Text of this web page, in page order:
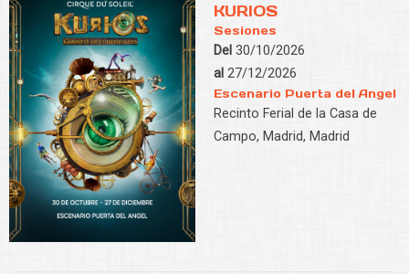
KURIOS
Sesiones
Del 30/10/2026
al 27/12/2026
Escenario Puerta del Angel
Recinto Ferial de la Casa de
Campo, Madrid, Madrid